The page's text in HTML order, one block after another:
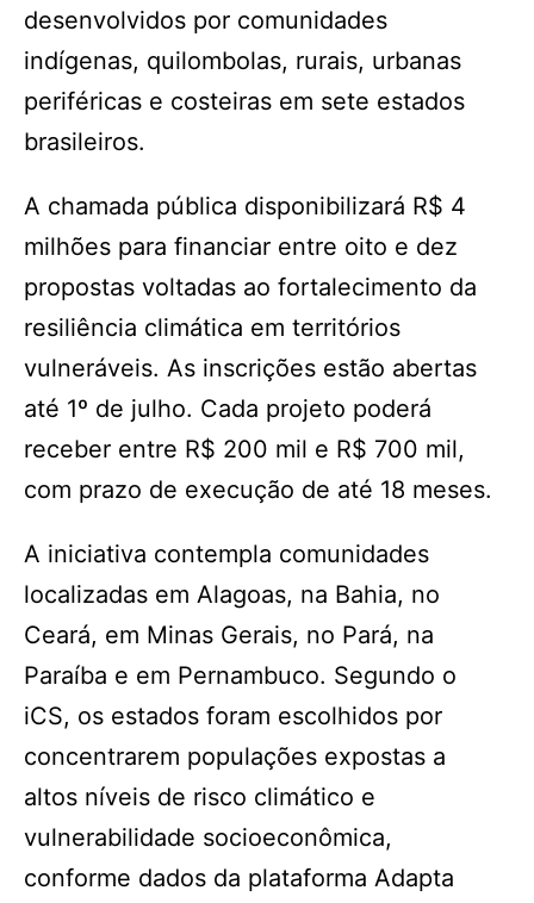
desenvolvidos por comunidades
indígenas, quilombolas, rurais, urbanas
periféricas e costeiras em sete estados
brasileiros.
A chamada pública disponibilizará R$ 4
milhões para financiar entre oito e dez
propostas voltadas ao fortalecimento da
resiliência climática em territórios
vulneráveis. As inscrições estão abertas
até 1º de julho. Cada projeto poderá
receber entre R$ 200 mil e R$ 700 mil,
com prazo de execução de até 18 meses.
A iniciativa contempla comunidades
localizadas em Alagoas, na Bahia, no
Ceará, em Minas Gerais, no Pará, na
Paraíba e em Pernambuco. Segundo o
iCS, os estados foram escolhidos por
concentrarem populações expostas a
altos níveis de risco climático e
vulnerabilidade socioeconômica,
conforme dados da plataforma Adapta